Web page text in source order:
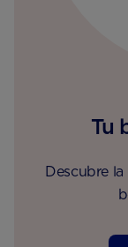
Tu
Descubre